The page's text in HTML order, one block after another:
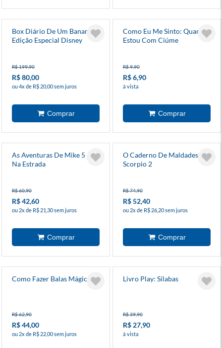
Box Diário De Um Banana -
Edição Especial Disney
R$ 199,90
R$ 80,00
ou 4x de R$ 20,00 sem juros
Como Eu Me Sinto: Quando
Estou Com Ciúme
R$ 9,90
R$ 6,90
à vista
As Aventuras De Mike 5 - Pé
Na Estrada
R$ 60,90
R$ 42,60
ou 2x de R$ 21,30 sem juros
O Caderno De Maldades Do
Scorpio 2
R$ 74,90
R$ 52,40
ou 2x de R$ 26,20 sem juros
Como Fazer Balas Mágicas
R$ 62,90
R$ 44,00
ou 2x de R$ 22,00 sem juros
Livro Play: Sílabas
R$ 39,90
R$ 27,90
à vista